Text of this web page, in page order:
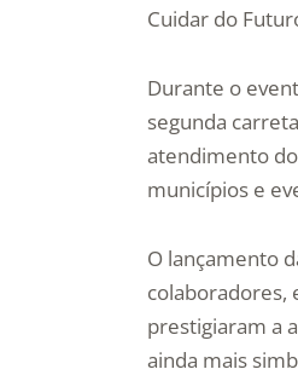
Cuidar do
Durante o
segunda
atendimento
municípios e
O lançamento
colaboradores,
prestigiaram a
ainda mais